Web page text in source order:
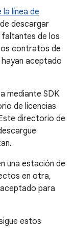
la línea de
descargar
de los
contratos de
aceptado
mediante SDK
de licencias
directorio de
una estación de
en otra,
para
estos